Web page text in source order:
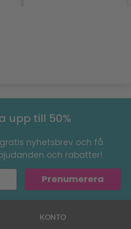
upp till 50%
nyhetsbrev och få
och rabatter!
Prenumerera
KONTO